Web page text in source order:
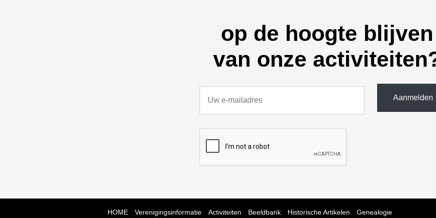
op de hoogte blijven
van onze
HOME Verenigingsinformatie Activiteiten Beeldbank Historische Artikelen Genealogie